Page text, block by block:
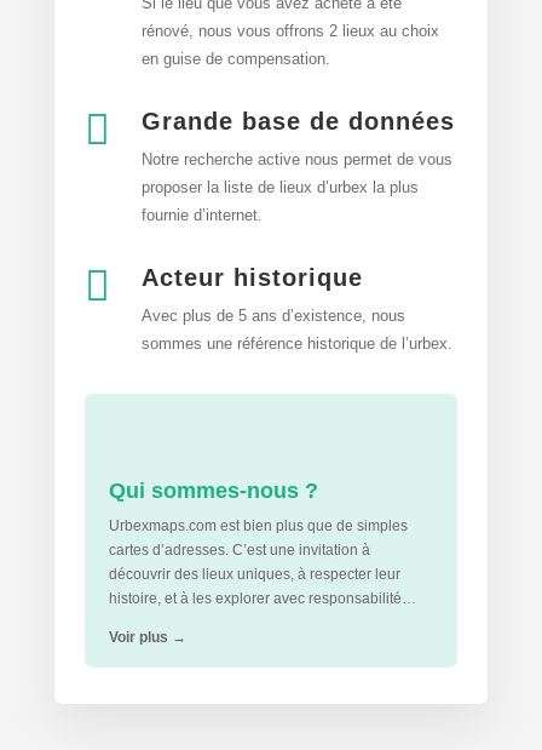
rénové, nous vous offrons 2 lieux au choix
en guise de compensation.
 Grande base de données
Notre recherche active nous permet de vous
proposer la liste de lieux d’urbex la plus
fournie d’internet.
 Acteur historique
Avec plus de 5 ans d’existence, nous
sommes une référence historique de l’urbex.
Qui sommes-nous ?
Urbexmaps.com est bien plus que de simples
cartes d’adresses. C’est une invitation à
découvrir des lieux uniques, à respecter leur
histoire, et à les explorer avec responsabilité…
Voir plus →